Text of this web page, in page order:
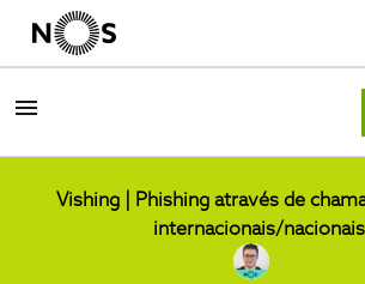
Vishing | Phishing através de
internacionais/nacionais